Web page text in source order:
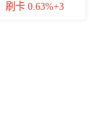
刷卡 0.63%+3